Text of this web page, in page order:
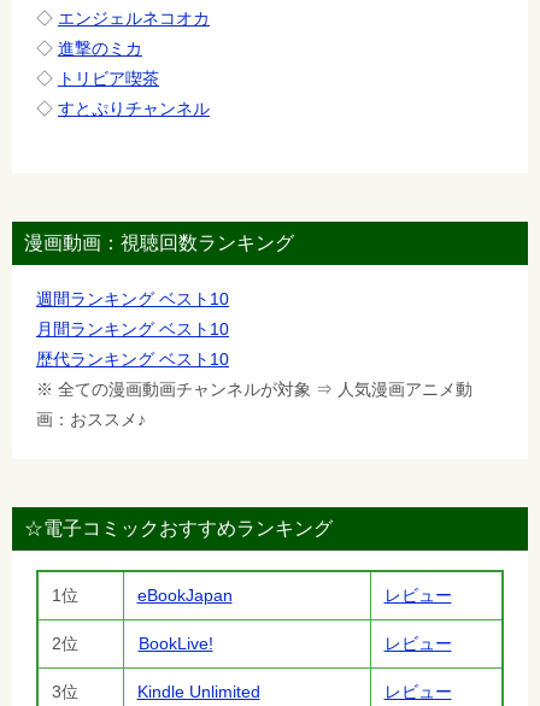
◇ エンジェルネコオカ
◇ 進撃のミカ
◇ トリビア喫茶
◇ すとぷりチャンネル
漫画動画：視聴回数ランキング
週間ランキング ベスト10
月間ランキング ベスト10
歴代ランキング ベスト10
※ 全ての漫画動画チャンネルが対象 ⇒ 人気漫画アニメ動
画：おススメ♪
☆電子コミックおすすめランキング
1位 eBookJapan レビュー
2位 BookLive! レビュー
3位 Kindle Unlimited レビュー